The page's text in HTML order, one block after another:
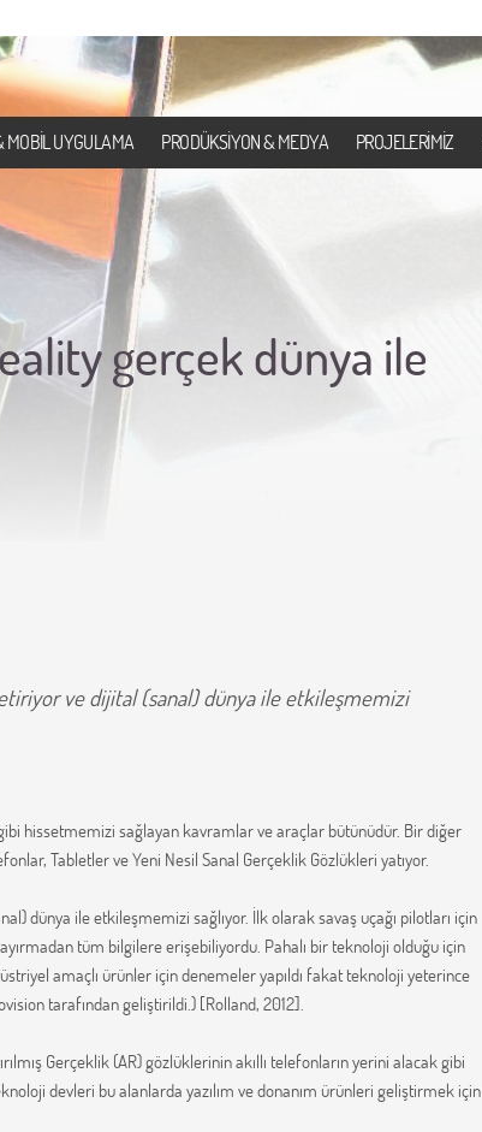
gerçek dünya ile
ve dijital (sanal) dünya ile etkileşmemizi
hissetmemizi sağlayan kavramlar ve araçlar bütünüdür. Bir diğer
Tabletler ve Yeni Nesil Sanal Gerçeklik Gözlükleri yatıyor.
dünya ile etkileşmemizi sağlıyor. İlk olarak savaş uçağı pilotları için
tüm bilgilere erişebiliyordu. Pahalı bir teknoloji olduğu için
amaçlı ürünler için denemeler yapıldı fakat teknoloji yeterince
tarafından geliştirildi.) [Rolland, 2012].
Gerçeklik (AR) gözlüklerinin akıllı telefonların yerini alacak gibi
devleri bu alanlarda yazılım ve donanım ürünleri geliştirmek için
MOBİL UYGULAMA PRODÜKSİYON & MEDYA PROJELERİMİZ